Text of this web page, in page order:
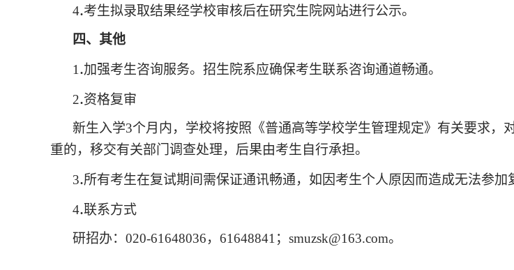
4.考生拟录取结果经学校审核后在研究生院网站进行公示。
四、其他
1 .加强考生咨询服务。招生院系应确保考生联系咨询通道畅通。
2.资格复审
新生入学3个月内，学校将按照《普通高等学校学生管理规定》有关要求
重的，移交有关部门调查处理，后果由考生自行承担。
3.所有考生在复试期间需保证通讯畅通，如因考生个人原因而造成无法参加
4.联系方式
研招办： 020-61648036，61648841； smuzsk@163.com。